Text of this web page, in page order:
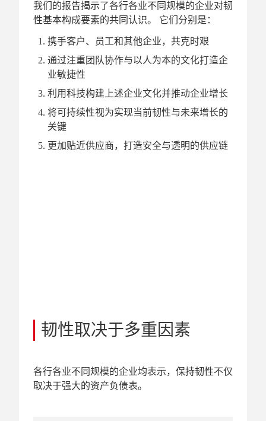
我们的报告揭示了各行各业不同规模的企业对韧
性基本构成要素的共同认识。 它们分别是：
携手客户、员工和其他企业，共克时艰
通过注重团队协作与以人为本的文化打造企
业敏捷性
利用科技构建上述企业文化并推动企业增长
将可持续性视为实现当前韧性与未来增长的
关键
更加贴近供应商，打造安全与透明的供应链
韧性取决于多重因素
各行各业不同规模的企业均表示，保持韧性不仅
取决于强大的资产负债表。